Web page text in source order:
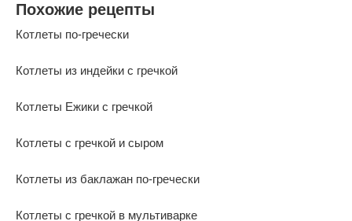
Похожие рецепты
Котлеты по-гречески
Котлеты из индейки с гречкой
Котлеты Ежики с гречкой
Котлеты с гречкой и сыром
Котлеты из баклажан по-гречески
Котлеты с гречкой в мультиварке